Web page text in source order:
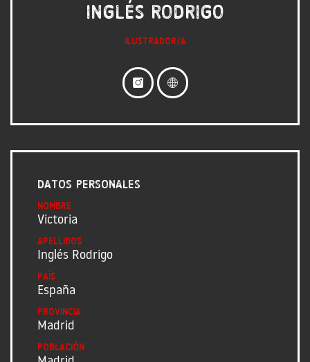
Inglés Rodrigo
Ilustrador/a
Datos personales
Nombre
Victoria
Apellidos
Inglés Rodrigo
País
España
Provincia
Madrid
Población